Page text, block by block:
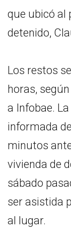
que ubicó al
detenido,
Los restos
horas,
a Infobae.
informada
minutos
vivienda de
sábado
ser asistida
al lugar.